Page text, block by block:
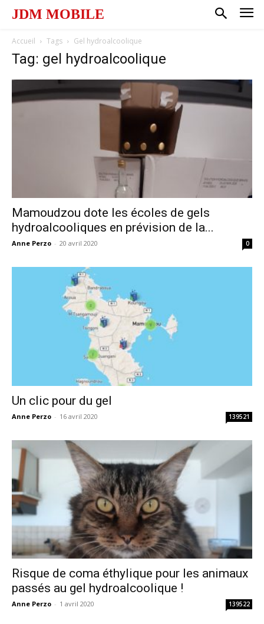
JDM MOBILE
Accueil Tags Gel hydroalcoolique
Tag: gel hydroalcoolique
Mamoudzou dote les écoles de gels
hydroalcooliques en prévision de la...
Anne Perzo - 20 avril 2020 0
Un clic pour du gel
Anne Perzo - 16 avril 2020 139521
Risque de coma éthylique pour les animaux
passés au gel hydroalcoolique !
Anne Perzo - 1 avril 2020 139522